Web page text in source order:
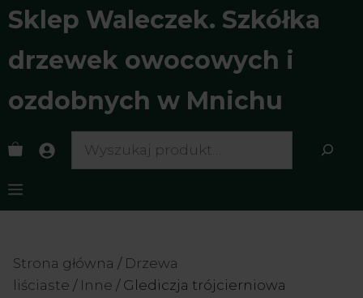
Przejdź
do
treści
Sklep Waleczek. Szkółka
drzewek owocowych i
ozdobnych w Mnichu
Menu
Search
Strona główna / Drzewa
liściaste / Inne / Glediczja trójcierniowa